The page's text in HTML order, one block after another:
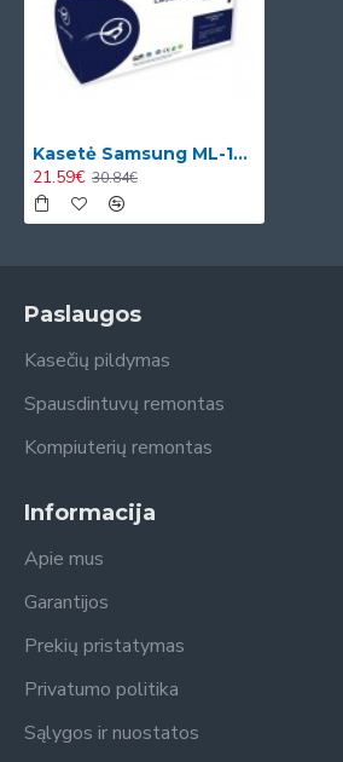
Kasetė Samsung ML-1210D3
21.59€ 30.84€
Paslaugos
Kasečių pildymas
Spausdintuvų remontas
Kompiuterių remontas
Informacija
Apie mus
Garantijos
Prekių pristatymas
Privatumo politika
Sąlygos ir nuostatos